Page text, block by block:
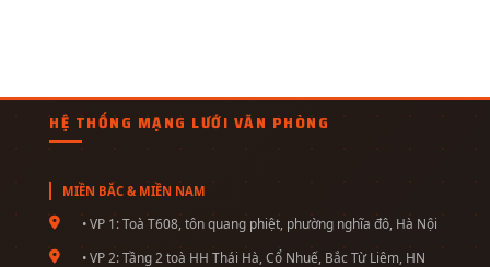
HỆ THỐNG MẠNG LƯỚI VĂN PHÒNG
MIỀN BẮC & MIỀN NAM
• VP 1: Toà T608, tôn quang phiệt, phường nghĩa đô, Hà Nội
• VP 2: Tầng 2 toà HH Thái Hà, Cổ Nhuế, Bắc Từ Liêm, HN